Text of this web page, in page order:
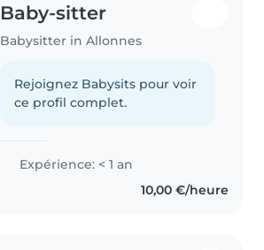
Baby-sitter
Babysitter in Allonnes
Rejoignez Babysits pour voir
ce profil complet.
Expérience: < 1 an
10,00 €/heure